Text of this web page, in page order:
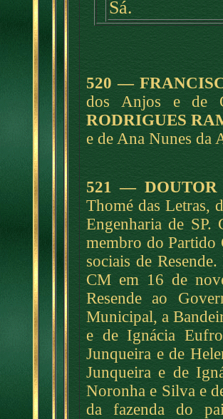
Sá.
520 —
dos Anjos e de
RODRIGUES
e de Ana Nunes da
521 — DOUTOR
Thomé das Letras,
Engenharia de SP.
membro do Partido
sociais de
CM em 16 de
Resende ao
Municipal, a
e de Ignácia
Junqueira e de
Junqueira e de
Noronha e Silva e
da fazenda do